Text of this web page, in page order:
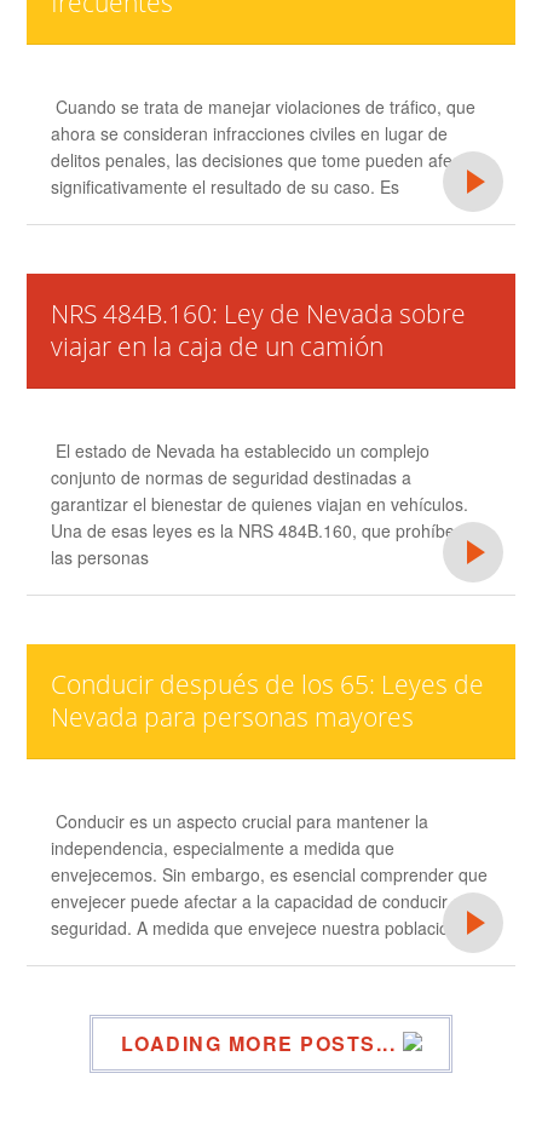
Cuando se trata de manejar violaciones de tráfico, que
ahora se consideran infracciones civiles en lugar de
delitos penales, las decisiones que tome pueden afectar
significativamente el resultado de su caso. Es
NRS 484B.160: Ley de Nevada sobre
viajar en la caja de un camión
El estado de Nevada ha establecido un complejo
conjunto de normas de seguridad destinadas a
garantizar el bienestar de quienes viajan en vehículos.
Una de esas leyes es la NRS 484B.160, que prohíbe a
las personas
Conducir después de los 65: Leyes de
Nevada para personas mayores
Conducir es un aspecto crucial para mantener la
independencia, especialmente a medida que
envejecemos. Sin embargo, es esencial comprender que
envejecer puede afectar a la capacidad de conducir con
seguridad. A medida que envejece nuestra población
LOADING MORE POSTS...